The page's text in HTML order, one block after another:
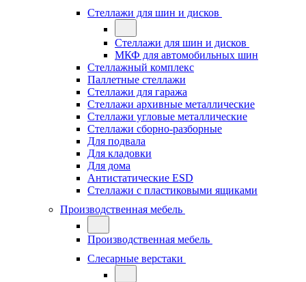
Стеллажи для шин и дисков
Стеллажи для шин и дисков
МКФ для автомобильных шин
Стеллажный комплекс
Паллетные стеллажи
Стеллажи для гаража
Стеллажи архивные металлические
Стеллажи угловые металлические
Стеллажи сборно-разборные
Для подвала
Для кладовки
Для дома
Антистатические ESD
Стеллажи с пластиковыми ящиками
Производственная мебель
Производственная мебель
Слесарные верстаки